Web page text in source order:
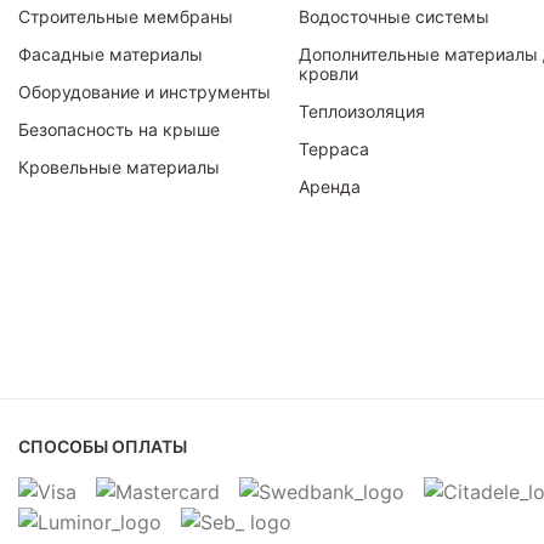
Строительные мембраны
Фасадные материалы
Оборудование и инструменты
Безопасность на крыше
Кровельные материалы
Водосточные системы
Дополнительные материалы
кровли
Теплоизоляция
Терраса
Аренда
СПОСОБЫ ОПЛАТЫ